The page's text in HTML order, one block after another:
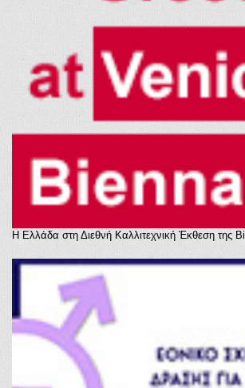
Η Ελλάδα στη Διεθνή Καλλιτεχνική Έκθεση της